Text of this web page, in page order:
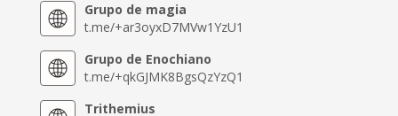
Grupo de magia
t.me/+ar3oyxD7MVw1YzU1
Grupo de Enochiano
t.me/+qkGJMK8BgsQzYzQ1
Trithemius